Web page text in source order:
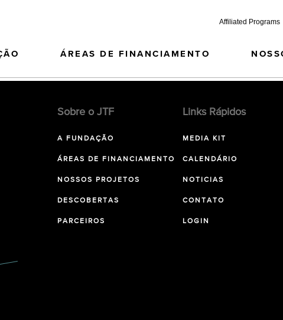
Affiliated Programs
ÁREAS DE FINANCIAMENTO
Sobre o JTF
A FUNDAÇÃO
ÁREAS DE FINANCIAMENTO
NOSSOS PROJETOS
DESCOBERTAS
PARCEIROS
Links Rápidos
MEDIA KIT
CALENDÁRIO
NOTICIAS
CONTATO
LOGIN